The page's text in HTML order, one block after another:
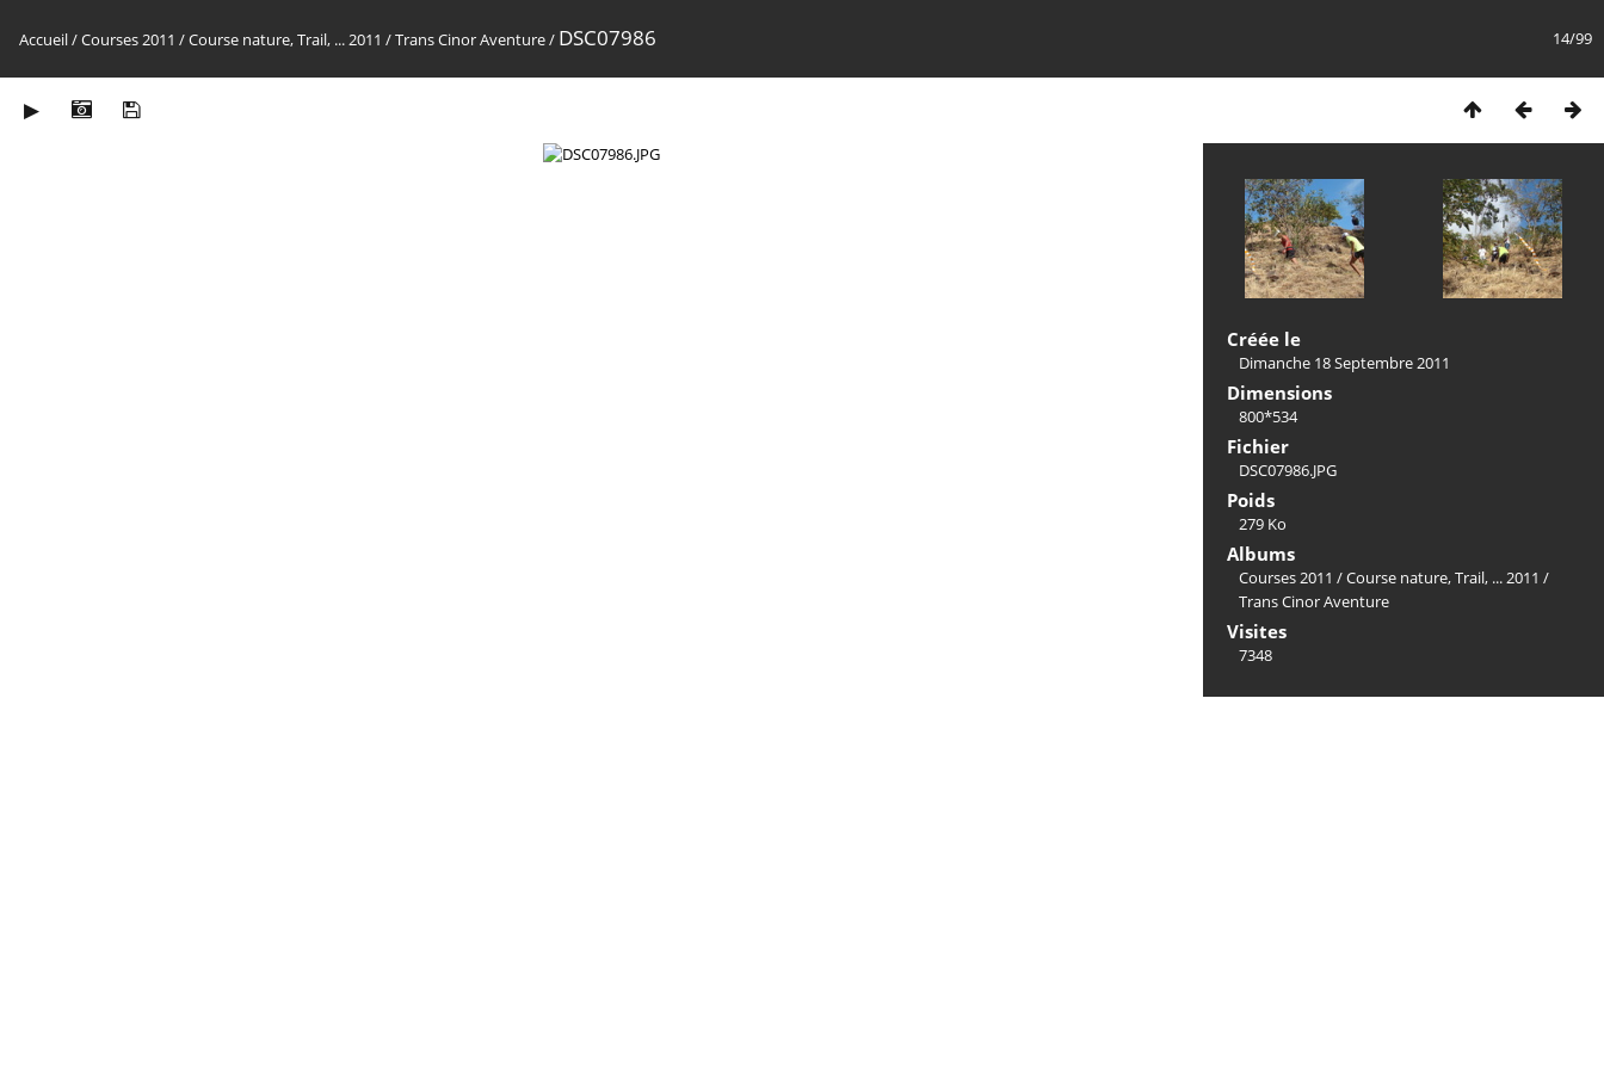
14/99
Accueil/Courses 2011 /Course nature, Trail, ... 2011 /Trans Cinor Aventure/ DSC07986
Créée le
Dimanche 18 Septembre 2011
Dimensions
800*534
Fichier
DSC07986.JPG
Poids
279 Ko
Albums
Courses 2011 /Course nature, Trail, ... 2011 /
Trans Cinor Aventure
Visites
7348